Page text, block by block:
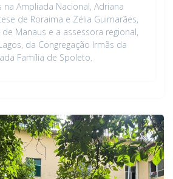
na Ampliada Nacional, Adriana
de Roraima e Zélia Guimarães,
Manaus e a assessora regional,
da Congregação Irmãs da
Família de Spoleto.